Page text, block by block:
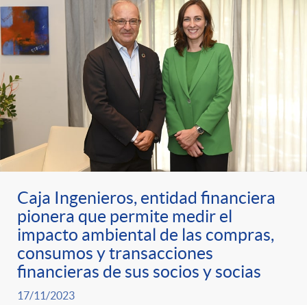
Caja Ingenieros, entidad financiera
pionera que permite medir el
impacto ambiental de las compras,
consumos y transacciones
financieras de sus socios y socias
17/11/2023